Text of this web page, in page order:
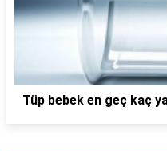
Tüp bebek en geç kaç